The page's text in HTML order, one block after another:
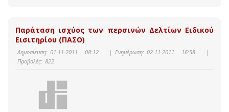
Παράταση ισχύος των περσινών Δελτίων Ειδικού
Εισιτηρίου (ΠΑΣΟ)
Δημοσίευση: 01-11-2011 08:12 | Ενημέρωση: 02-11-2011 16:58
|
Προβολές: 822